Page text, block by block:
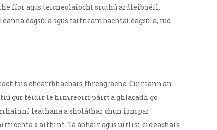
fíor agus teicneolaíocht sruthú ardleibhéil,
éagsúla agus taitneamhachtaí éagsúla, rud
chearrbhachais fhreagracha. Cuireann an
gur féidir le himreoirí páirt a ghlacadh go
leathana a sholáthar chun iompar
a aithint. Tá ábhair agus uirlisí oideachais